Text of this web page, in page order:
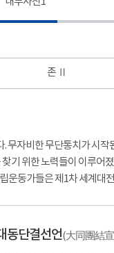
존 Ⅱ
무자비한 무단통치가 시
기 위한 노력들이 이루어
운동가들은 제1차 세계
동단결선언(大同團結宣